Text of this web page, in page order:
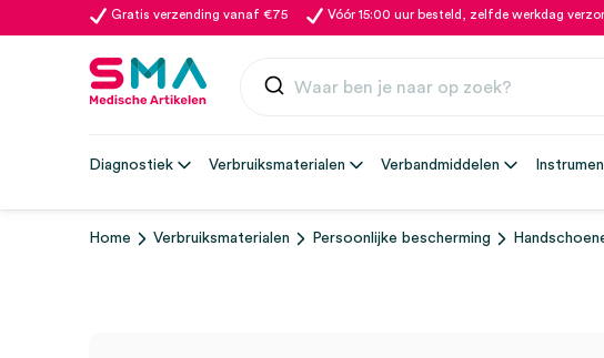
Gratis verzending vanaf €75 Vóór 15:00 uur besteld, zelfde werkdag
Diagnostiek Verbruiksmaterialen Verbandmiddelen
Home Verbruiksmaterialen Persoonlijke bescherming